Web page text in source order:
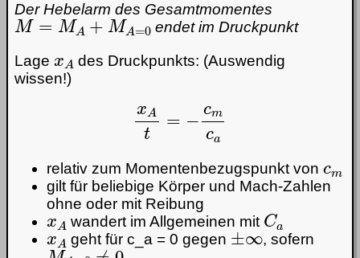
Der Hebelarm des Gesamtmomentes
M= MA+MA=0
endet im Druckpunkt
Lage
des Druckpunkts: (Auswendig
wissen!)
xA mca
relativ zum Momentenbezugspunkt von
gilt für beliebige Körper und Mach-Zahlen
ohne oder mit Reibung
xA
wandert im Allgemeinen mit
Ca
xA
geht für c_a = 0 gegen
±∞
, sofern
MA=0≠0